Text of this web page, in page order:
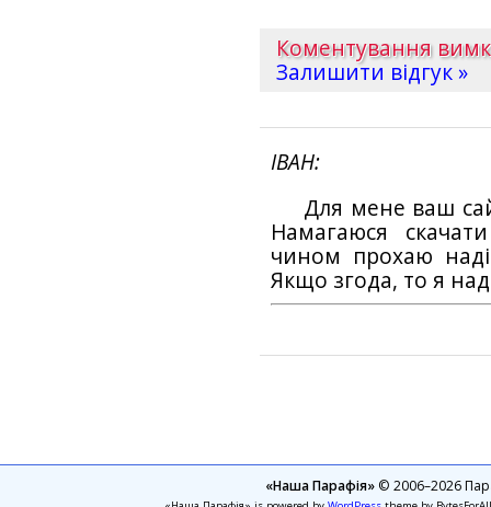
Коментування
Залишити відгук »
ІВАН
Для мене ваш
Намагаюся
чином прохаю
Якщо згода, то я
«Наша Парафія»© 2006–2026